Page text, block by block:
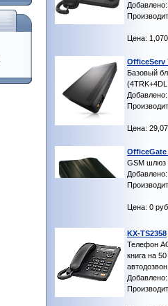
Добавлено:
Цена:
OfficeServ
Базовый
Цена:
OfficeGate
GSM шлюз
Цена: 0
KX-TS2358
Телефон
книга на